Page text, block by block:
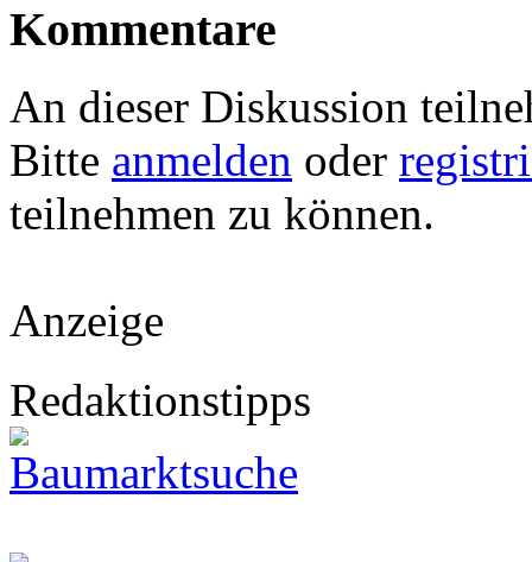
Kommentare
An dieser Diskussion
Bitte anmelden oder
teilnehmen zu können.
Anzeige
Redaktionstipps